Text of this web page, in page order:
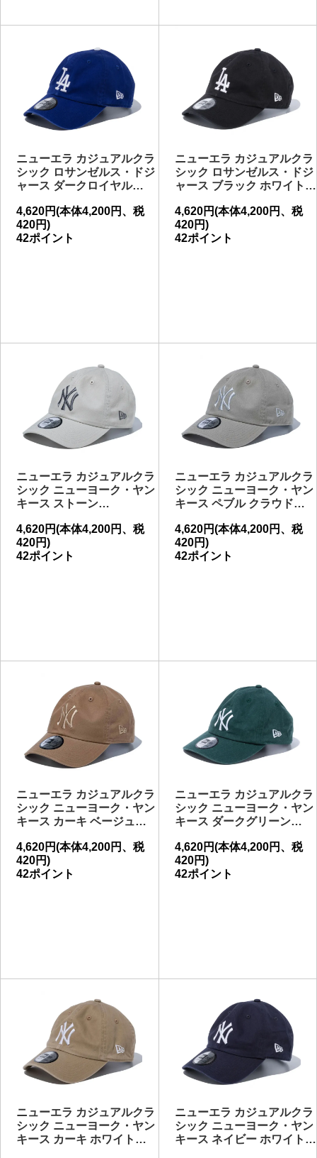
ニューエラ カジュアルクラ
シック ロサンゼルス・ドジ
ャース ダークロイヤル…
4,620円(本体4,200円、税
420円)
42ポイント
ニューエラ カジュアルクラ
シック ロサンゼルス・ドジ
ャース ブラック ホワイト…
4,620円(本体4,200円、税
420円)
42ポイント
ニューエラ カジュアルクラ
シック ニューヨーク・ヤン
キース ストーン…
4,620円(本体4,200円、税
420円)
42ポイント
ニューエラ カジュアルクラ
シック ニューヨーク・ヤン
キース ペブル クラウド…
4,620円(本体4,200円、税
420円)
42ポイント
ニューエラ カジュアルクラ
シック ニューヨーク・ヤン
キース カーキ ベージュ…
4,620円(本体4,200円、税
420円)
42ポイント
ニューエラ カジュアルクラ
シック ニューヨーク・ヤン
キース ダークグリーン…
4,620円(本体4,200円、税
420円)
42ポイント
ニューエラ カジュアルクラ
シック ニューヨーク・ヤン
キース カーキ ホワイト…
ニューエラ カジュアルクラ
シック ニューヨーク・ヤン
キース ネイビー ホワイト…